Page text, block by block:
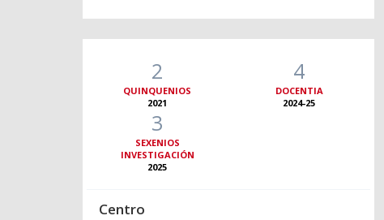
2
QUINQUENIOS
2021
4
DOCENTIA
2024-25
3
SEXENIOS
INVESTIGACIÓN
2025
Centro